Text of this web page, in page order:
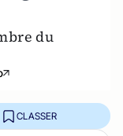
du
CLASSER